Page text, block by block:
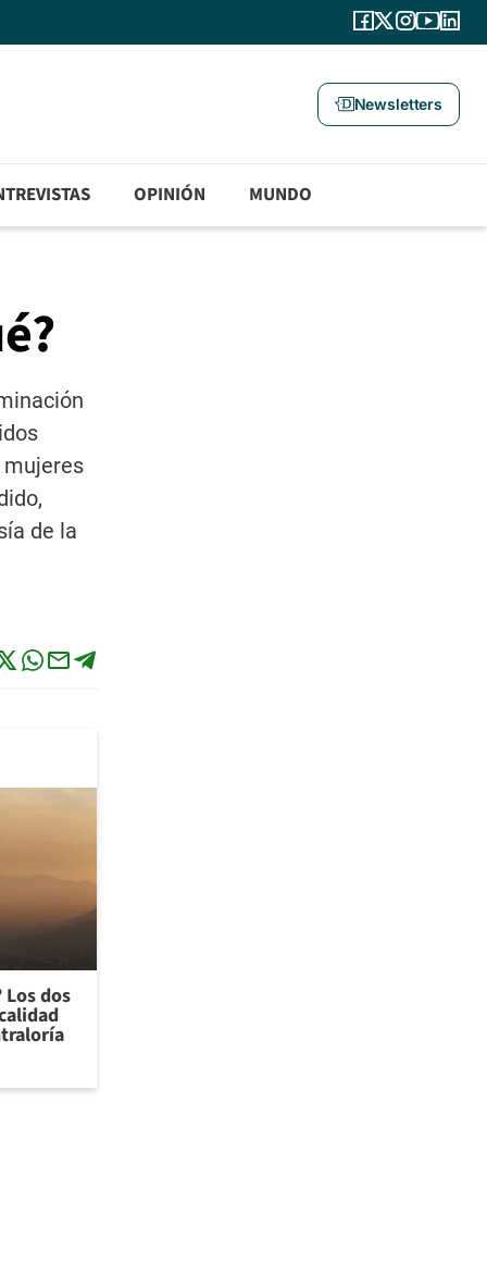
Newsletters
OPINIÓN MUNDO
mujeres
de la
Los dos